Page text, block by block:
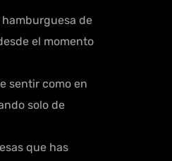
de
el momento
sentir como en
solo de
que has